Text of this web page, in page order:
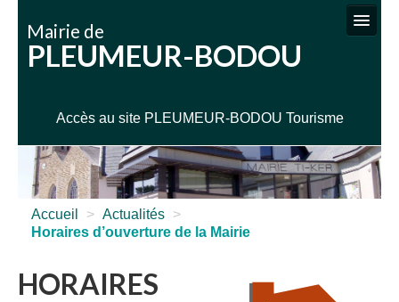
Mairie de
PLEUMEUR-BODOU
Accès au site PLEUMEUR-BODOU Tourisme
VIE MUNICIPALE
SERVICES TECHNIQUES
ENFANCE JEUNESSE SPORTS
CULTURE / LOISIRS
INFOS PRATIQUES
Accueil > Actualités >
Horaires d’ouverture de la Mairie
HORAIRES